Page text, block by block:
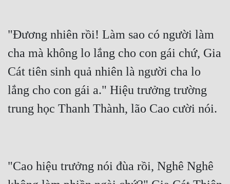
"Đương nhiên rồi! Làm sao có người làm
cha mà không lo lắng cho con gái chứ, Gia
Cát tiên sinh quả nhiên là người cha lo
lắng cho con gái a." Hiệu trưởng trường
"Cao hiệu trưởng nói đùa rồi, Nghê Nghê